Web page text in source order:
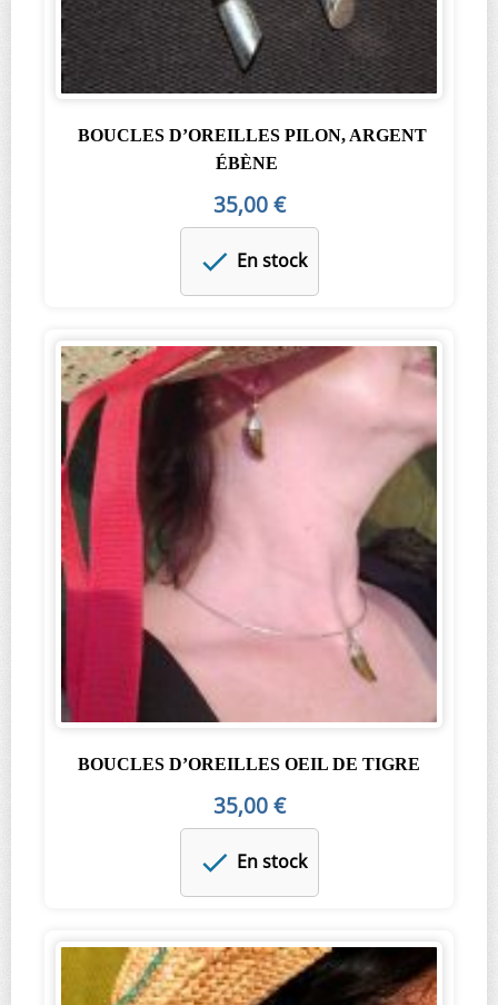
BOUCLES D’OREILLES PILON, ARGENT
ÉBÈNE
35,00 €
En stock
BOUCLES D’OREILLES OEIL DE TIGRE
35,00 €
En stock